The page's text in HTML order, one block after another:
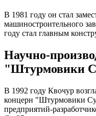
В 1981 году он стал
машиностроительного
году стал главным
Научно-
"Штурмовики
В 1992 году Квочур
концерн "Штурмовики
предприятий-